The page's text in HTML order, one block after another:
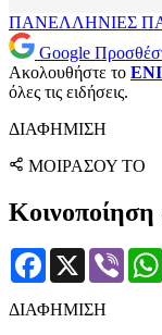
ΠΑΝΕΛΛΗΝΙΕΣ
Google
Ακολουθήστε το
όλες τις ειδήσεις.
ΔΙΑΦΗΜΙΣΗ
ΜΟΙΡΑΣΟΥ ΤΟ
Facebook
X Viber
ΔΙΑΦΗΜΙΣΗ